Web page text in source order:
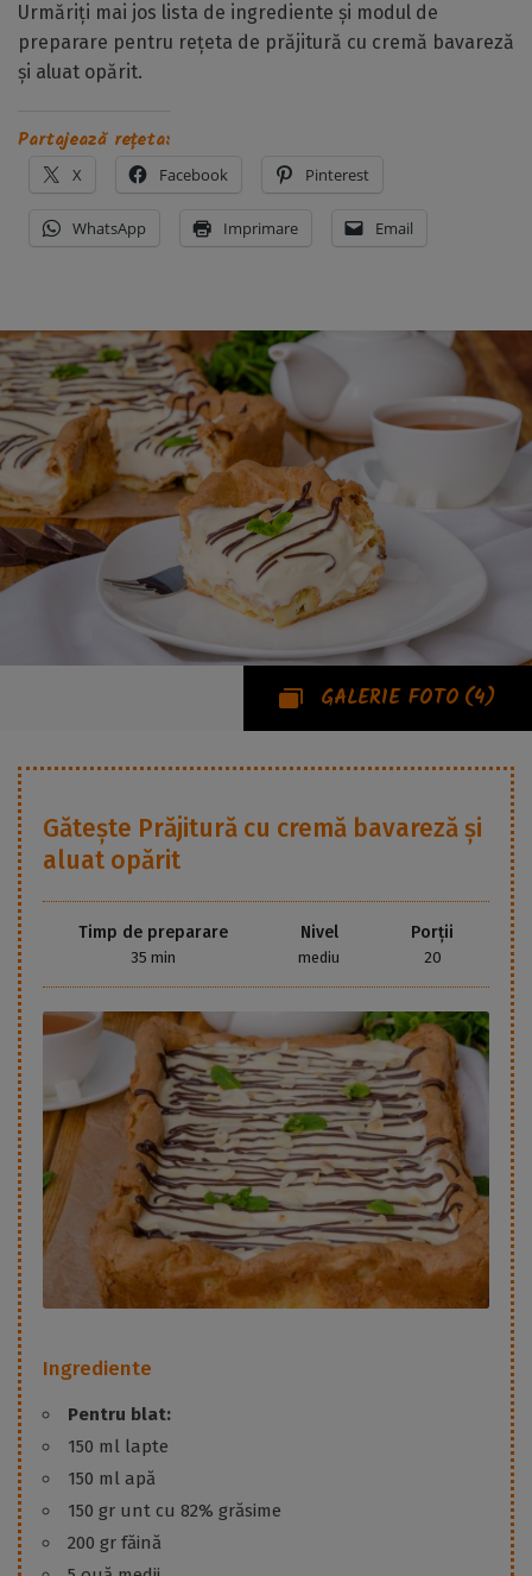
Urmăriți mai jos lista de ingrediente și modul de
preparare pentru rețeta de prăjitură cu cremă bavareză
și aluat opărit.
Partajează rețeta:
X Facebook Pinterest
WhatsApp Imprimare Email
GALERIE FOTO (4)
Gătește Prăjitură cu cremă bavareză și
aluat opărit
Timp de preparare
35 min
Nivel
mediu
Porții
20
Ingrediente
Pentru blat:
150 ml lapte
150 ml apă
150 gr unt cu 82% grăsime
200 gr făină